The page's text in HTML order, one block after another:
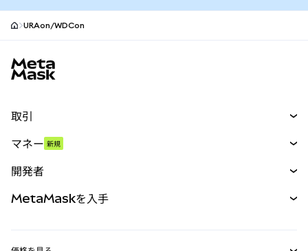
URAon/WDCon
取引
パーペチュアル
RWA
マネー 新規
開発者
MetaMaskを入手